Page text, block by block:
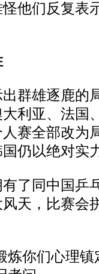
他们反复表
雄逐鹿的
利亚、法国
赛全部改为
仍以绝对实
同中国乒
天，比赛会
你们心理镇